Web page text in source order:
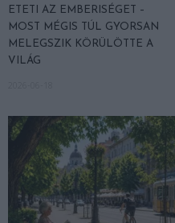
ETETI AZ EMBERISÉGET –
MOST MÉGIS TÚL GYORSAN
MELEGSZIK KÖRÜLÖTTE A
VILÁG